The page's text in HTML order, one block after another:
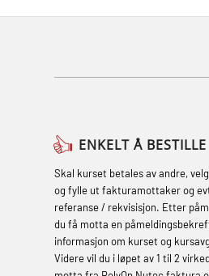
Basic Safety
Course (English)
Basic Safety
Course (English) for
response personnel
ENKELT Å BESTILLE
Skal kurset betales av andre,
og fylle ut fakturamottaker og
referanse / rekvisisjon. Etter
du få motta en
informasjon om kurset og
Videre vil du i løpet av 1 til 2